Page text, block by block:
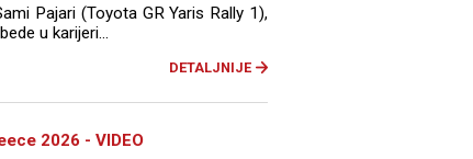
Pajari (Toyota GR Yaris Rally 1),
u karijeri...
DETALJNIJE
2026 - VIDEO